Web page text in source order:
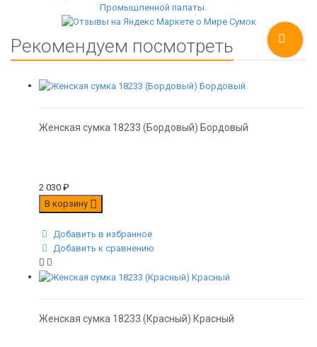
Рекомендуем посмотреть
Женская сумка 18233 (Бордовый) Бордовый
2 030 ₽
В корзину
Добавить в избранное
Добавить к сравнению
Женская сумка 18233 (Красный) Красный